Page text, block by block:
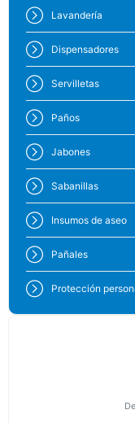
Lavandería
Dispensadores
Servilletas
Paños
Jabones
Sabanillas
Insumos de aseo
Pañales
Protección